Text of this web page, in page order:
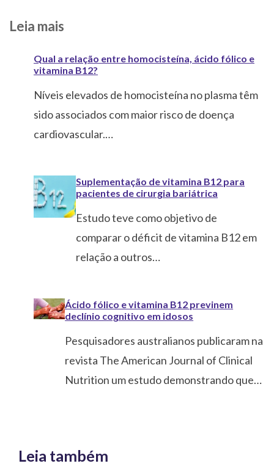
Leia mais
Qual a relação entre homocisteína, ácido fólico e
vitamina B12?
Níveis elevados de homocisteína no plasma têm
sido associados com maior risco de doença
cardiovascular.…
Suplementação de vitamina B12 para
pacientes de cirurgia bariátrica
Estudo teve como objetivo de
comparar o déficit de vitamina B12 em
relação a outros…
Ácido fólico e vitamina B12 previnem
declínio cognitivo em idosos
Pesquisadores australianos publicaram na
revista The American Journal of Clinical
Nutrition um estudo demonstrando que…
Leia também